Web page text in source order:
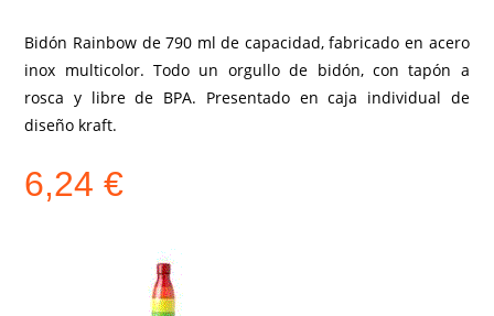
Bidón Rainbow de 790 ml de capacidad, fabricado en acero
inox multicolor. Todo un orgullo de bidón, con tapón a
rosca y libre de BPA. Presentado en caja individual de
diseño kraft.
6,24€